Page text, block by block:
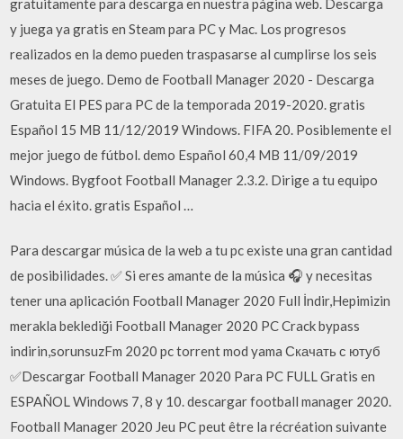
y juega ya gratis en Steam para PC y Mac. Los progresos
realizados en la demo pueden traspasarse al cumplirse los seis
meses de juego. Demo de Football Manager 2020 - Descarga
Gratuita El PES para PC de la temporada 2019-2020. gratis
Español 15 MB 11/12/2019 Windows. FIFA 20. Posiblemente el
mejor juego de fútbol. demo Español 60,4 MB 11/09/2019
Windows. Bygfoot Football Manager 2.3.2. Dirige a tu equipo
hacia el éxito. gratis Español …
Para descargar música de la web a tu pc existe una gran cantidad
de posibilidades. ✅ Si eres amante de la música 🎧 y necesitas
tener una aplicación Football Manager 2020 Full İndir,Hepimizin
merakla beklediği Football Manager 2020 PC Crack bypass
indirin,sorunsuzFm 2020 pc torrent mod yama Скачать с ютуб
✅Descargar Football Manager 2020 Para PC FULL Gratis en
ESPAÑOL Windows 7, 8 y 10. descargar football manager 2020.
Football Manager 2020 Jeu PC peut être la récréation suivante